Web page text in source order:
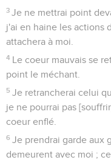
3 Je ne mettrai point
j'ai en haine les actions
attachera à moi.
4 Le coeur mauvais se
point le méchant.
5 Je retrancherai celui
je ne pourrai pas
coeur enflé.
6 Je prendrai garde aux
demeurent avec moi ;